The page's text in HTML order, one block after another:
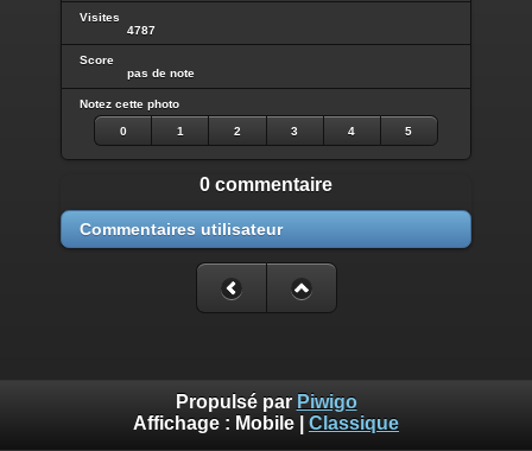
Visites
4787
Score
pas de note
Notez cette photo
0 1 2 3 4 5
0 commentaire
Commentaires utilisateur
Propulsé par Piwigo
Affichage : Mobile Classique